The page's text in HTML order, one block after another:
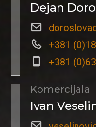
Dejan
+381
+381
Komercijala
Ivan